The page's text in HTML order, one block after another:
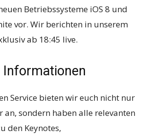
Betriebssysteme iOS 8 und
vor. Wir berichten in unserem
ab 18:45 live.
Informationen
Service bieten wir euch nicht nur
an, sondern haben alle relevanten
den Keynotes,